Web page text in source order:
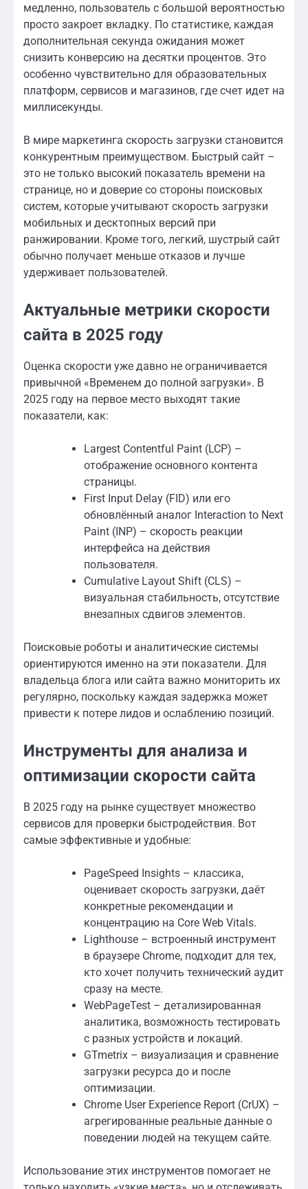
медленно, пользователь с большой вероятностью
просто закроет вкладку. По статистике, каждая
дополнительная секунда ожидания может
снизить конверсию на десятки процентов. Это
особенно чувствительно для образовательных
платформ, сервисов и магазинов, где счет идет на
миллисекунды.
В мире маркетинга скорость загрузки становится
конкурентным преимуществом. Быстрый сайт –
это не только высокий показатель времени на
странице, но и доверие со стороны поисковых
систем, которые учитывают скорость загрузки
мобильных и десктопных версий при
ранжировании. Кроме того, легкий, шустрый сайт
обычно получает меньше отказов и лучше
удерживает пользователей.
Актуальные метрики скорости
сайта в 2025 году
Оценка скорости уже давно не ограничивается
привычной «Временем до полной загрузки». В
2025 году на первое место выходят такие
показатели, как:
Largest Contentful Paint (LCP) –
отображение основного контента
страницы.
First Input Delay (FID) или его
обновлённый аналог Interaction to Next
Paint (INP) – скорость реакции
интерфейса на действия
пользователя.
Cumulative Layout Shift (CLS) –
визуальная стабильность, отсутствие
внезапных сдвигов элементов.
Поисковые роботы и аналитические системы
ориентируются именно на эти показатели. Для
владельца блога или сайта важно мониторить их
регулярно, поскольку каждая задержка может
привести к потере лидов и ослаблению позиций.
Инструменты для анализа и
оптимизации скорости сайта
В 2025 году на рынке существует множество
сервисов для проверки быстродействия. Вот
самые эффективные и удобные:
PageSpeed Insights – классика,
оценивает скорость загрузки, даёт
конкретные рекомендации и
концентрацию на Core Web Vitals.
Lighthouse – встроенный инструмент
в браузере Chrome, подходит для тех,
кто хочет получить технический аудит
сразу на месте.
WebPageTest – детализированная
аналитика, возможность тестировать
с разных устройств и локаций.
GTmetrix – визуализация и сравнение
загрузки ресурса до и после
оптимизации.
Chrome User Experience Report (CrUX) –
агрегированные реальные данные о
поведении людей на текущем сайте.
Использование этих инструментов помогает не